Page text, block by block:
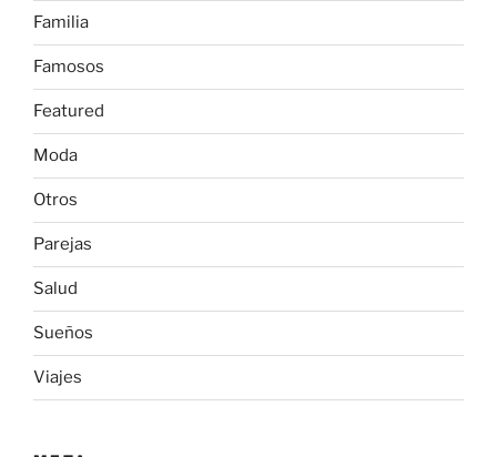
Familia
Famosos
Featured
Moda
Otros
Parejas
Salud
Sueños
Viajes